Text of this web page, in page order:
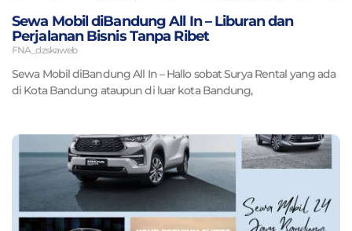
Sewa Mobil diBandung All In – Liburan dan
Perjalanan Bisnis Tanpa Ribet
FNA_dzskaweb
Sewa Mobil diBandung All In – Hallo sobat Surya Rental yang ada
di Kota Bandung ataupun di luar kota Bandung,